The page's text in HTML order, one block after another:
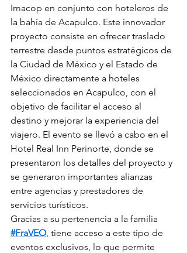
Imacop en conjunto con hoteleros de
la bahía de Acapulco. Este innovador
proyecto consiste en ofrecer traslado
terrestre desde puntos estratégicos de
la Ciudad de México y el Estado de
México directamente a hoteles
seleccionados en Acapulco, con el
objetivo de facilitar el acceso al
destino y mejorar la experiencia del
viajero. El evento se llevó a cabo en el
Hotel Real Inn Perinorte, donde se
presentaron los detalles del proyecto y
se generaron importantes alianzas
entre agencias y prestadores de
servicios turísticos.
Gracias a su pertenencia a la familia
#FraVEO, tiene acceso a este tipo de
eventos exclusivos, lo que permite